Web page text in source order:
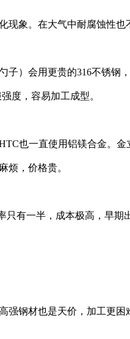
象。在大气中耐腐蚀性也
）会用更贵的316不锈钢，
度，容易加工成型。
也一直使用铝镁合金。金
烦，价格贵。
有一半，成本极高，早期
强钢材也是天价，加工更